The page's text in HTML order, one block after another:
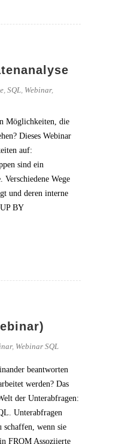
,SQL, Webinar,
Möglichkeiten, die
Dieses Webinar
auf:
sind ein
Verschiedene Wege
und deren interne
BY
, Webinar SQL
beantworten
werden? Das
der Unterabfragen:
Unterabfragen
wenn sie
FROM Assoziierte